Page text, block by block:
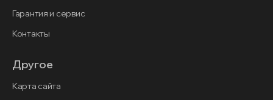
Гарантия и сервис
Контакты
Другое
Карта сайта